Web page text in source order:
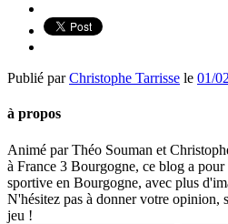
Publié parChristophe Tarrisse le 01/
à propos
Animé par Théo Souman et
à France 3 Bourgogne, ce blog a
sportive en Bourgogne, avec plus
N'hésitez pas à donner votre opinion,
jeu !